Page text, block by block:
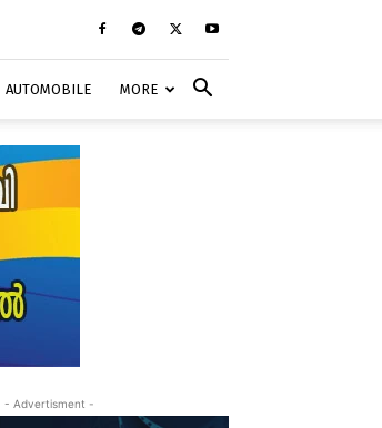
AUTOMOBILE MORE
- Advertisment -